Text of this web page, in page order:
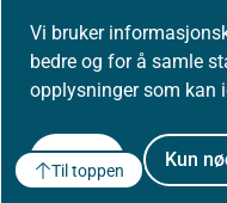
Vi bruker
bedre og for å samle
opplysninger som kan
Godta Kun
Til toppen